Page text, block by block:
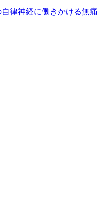
律神経に働きかける無痛